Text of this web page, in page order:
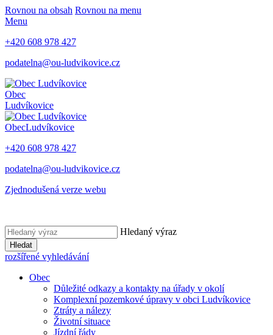
Rovnou na obsah Rovnou na menu
Menu
+420 608 978 427
podatelna@ou-ludvikovice.cz
Obec
Ludvíkovice
ObecLudvíkovice
+420 608 978 427
podatelna@ou-ludvikovice.cz
Zjednodušená verze webu
Hledaný výraz
Hledat
rozšířené vyhledávání
Obec
Důležité odkazy a kontakty na úřady v okolí
Komplexní pozemkové úpravy v obci Ludvíkovice
Ztráty a nálezy
Životní situace
Jízdní řády